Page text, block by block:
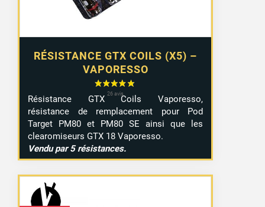
RÉSISTANCE GTX COILS (X5) –
VAPORESSO
Résistance GTX Coils Vaporesso,
résistance de remplacement pour Pod
Target PM80 et PM80 SE ainsi que les
clearomiseurs GTX 18 Vaporesso.
Vendu par 5 résistances.